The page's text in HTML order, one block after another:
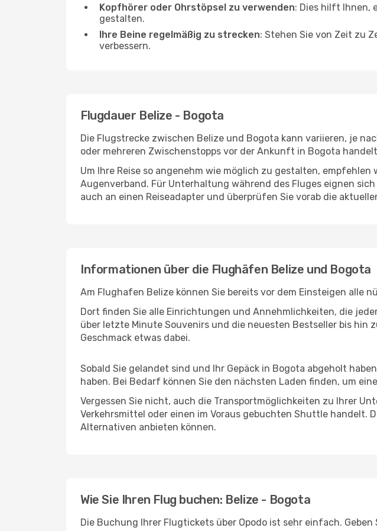
Kopfhörer oder Ohrstöpsel zu verwenden: Dies hilft Ihnen,
gestalten.
Ihre Beine regelmäßig zu strecken: Stehen Sie von Zeit zu
verbessern.
Flugdauer Belize - Bogota
Die Flugstrecke zwischen Belize und Bogota kann variieren, je
oder mehreren Zwischenstopps vor der Ankunft in Bogota
Um Ihre Reise so angenehm wie möglich zu gestalten,
Augenverband. Für Unterhaltung während des Fluges eignen
auch an einen Reiseadapter und überprüfen Sie vorab die
Informationen über die Flughäfen Belize und Bogota
Am Flughafen Belize können Sie bereits vor dem Einsteigen alle
Dort finden Sie alle Einrichtungen und Annehmlichkeiten, die
über letzte Minute Souvenirs und die neuesten Bestseller bis hin
Geschmack etwas dabei.
Sobald Sie gelandet sind und Ihr Gepäck in Bogota abgeholt
haben. Bei Bedarf können Sie den nächsten Laden finden, um
Vergessen Sie nicht, auch die Transportmöglichkeiten zu Ihrer
Verkehrsmittel oder einen im Voraus gebuchten Shuttle handelt.
Alternativen anbieten können.
Wie Sie Ihren Flug buchen: Belize - Bogota
Die Buchung Ihrer Flugtickets über Opodo ist sehr einfach.